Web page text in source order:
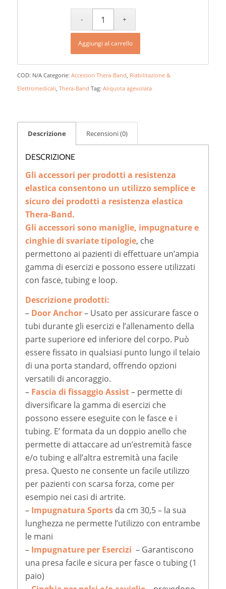
Aggiungi al carrello
COD: N/A Categorie: Accessori Thera-Band, Riabilitazione &
Elettromedicali, Thera-Band Tag: Aliquota agevolata
Descrizione Recensioni (0)
DESCRIZIONE
Gli accessori per prodotti a resistenza
elastica consentono un utilizzo semplice e
sicuro dei prodotti a resistenza elastica
Thera-Band.
Gli accessori sono maniglie, impugnature e
cinghie di svariate tipologie, che
permettono ai pazienti di effettuare un’ampia
gamma di esercizi e possono essere utilizzati
con fasce, tubing e loop.
Descrizione prodotti:
– Door Anchor– Usato per assicurare fasce o
tubi durante gli esercizi e l’allenamento della
parte superiore ed inferiore del corpo. Può
essere fissato in qualsiasi punto lungo il telaio
di una porta standard, offrendo opzioni
versatili di ancoraggio.
– Fascia di fissaggio Assist– permette di
diversificare la gamma di esercizi che
possono essere eseguite con le fasce e i
tubing. E’ formata da un doppio anello che
permette di attaccare ad un’estremità fasce
e/o tubing e all’altra estremità una facile
presa. Questo ne consente un facile utilizzo
per pazienti con scarsa forza, come per
esempio nei casi di artrite.
– Impugnatura Sportsda cm 30,5 – la sua
lunghezza ne permette l’utilizzo con entrambe
le mani
– Impugnature per Esercizi – Garantiscono
una presa facile e sicura per fasce o tubing (1
paio)